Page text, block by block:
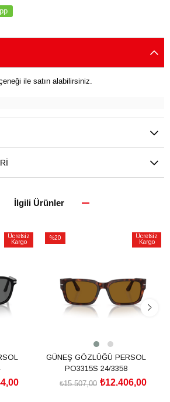
ile satın alabilirsiniz.
İlgili Ürünler
Ücretsiz
Kargo
%20
Ücretsiz
Kargo
GÜNEŞ GÖZLÜĞÜ PERSOL
PO3315S 24/3358
₺12.406,00
₺15.507,00